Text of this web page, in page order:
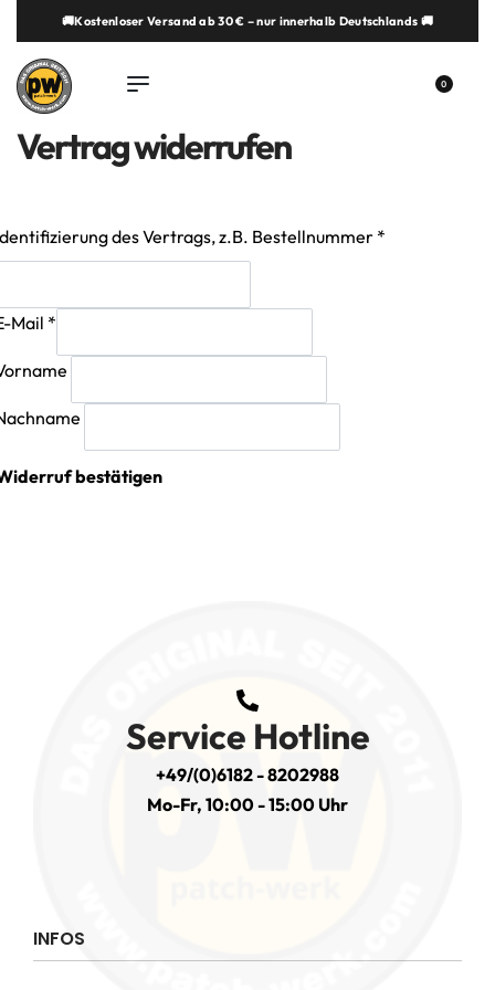
springen🚚Kostenloser Versand ab 30 € – nur innerhalb Deutschlands 🚚
0
Vertrag widerrufen
des Vertrags, z.B. Bestellnummer *
Mail *
Mail
*
bestätigen
Service Hotline
+49/(0)6182 - 8202988
Mo-Fr, 10:00 - 15:00 Uhr
INFOS